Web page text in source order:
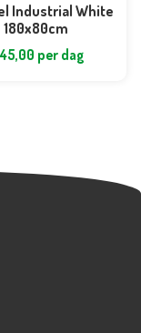
Industrial White
180x80cm
45,00 per dag